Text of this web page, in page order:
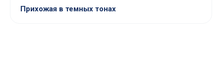
Прихожая в темных тонах